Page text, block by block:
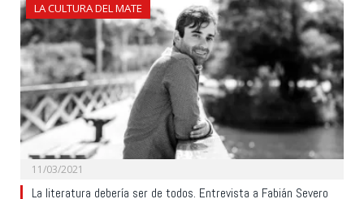
LA CULTURA DEL MATE
11/03/2021
La literatura debería ser de todos. Entrevista a Fabián Severo